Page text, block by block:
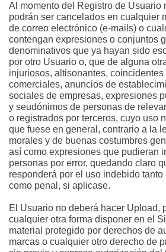
Al momento del Registro de Usuario
podrán ser cancelados en cualquier
de correo electrónico (e-mails) o
contengan expresiones o conjuntos
denominativos que ya hayan sido
por otro Usuario o, que de alguna
injuriosos, altisonantes,
comerciales, anuncios de
sociales de empresas, expresiones
y seudónimos de personas de
o registrados por terceros, cuyo uso
que fuese en general, contrario a la
morales y de buenas costumbres
así como expresiones que pudieran
personas por error, quedando claro
responderá por el uso indebido tanto
como penal, si aplicase.
El Usuario no deberá hacer Upload,
cualquier otra forma disponer en el
material protegido por derechos de
marcas o cualquier otro derecho de